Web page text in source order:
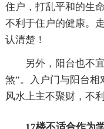
住户，打乱平和的生
不利于住户的健康。
认清楚！
另外，阳台也不
煞”。入户门与阳台
风水上主不聚财，不
17楼不适合作为